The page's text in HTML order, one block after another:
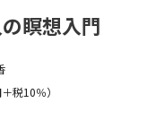
瞑想入門
税10％）